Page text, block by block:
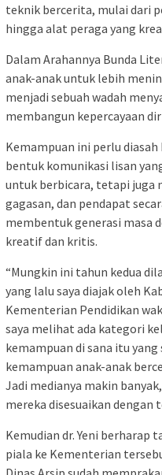
teknik bercerita, mulai dari
hingga alat peraga yang
Dalam Arahannya Bunda
anak-anak untuk lebih
menjadi sebuah wadah
membangun kepercayaan
Kemampuan ini perlu
bentuk komunikasi lisan
untuk berbicara, tetapi juga
gagasan, dan pendapat
membentuk generasi masa
kreatif dan kritis.
“Mungkin ini tahun kedua
yang lalu saya diajak oleh
Kementerian Pendidikan
saya melihat ada kategori
kemampuan di sana itu
kemampuan anak-anak
Jadi medianya makin
mereka disesuaikan dengan
Kemudian dr. Yeni
piala ke Kementerian